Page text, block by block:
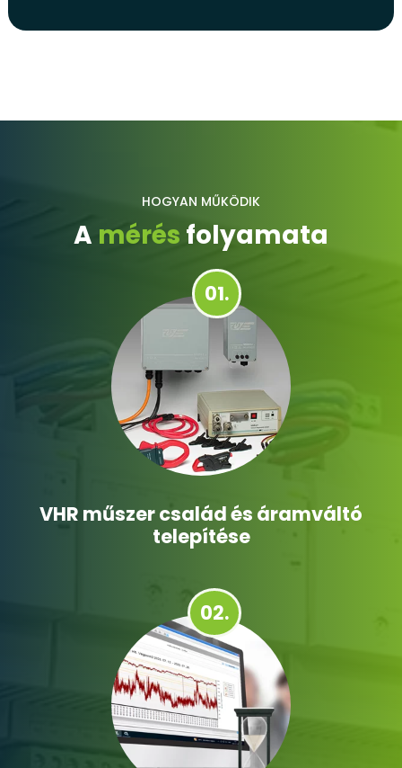
HOGYAN MŰKÖDIK
A mérés folyamata
VHR műszer család és áramváltó
telepítése
01.
02.